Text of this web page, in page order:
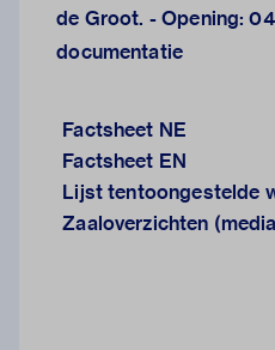
de Groot. - Opening:
documentatie
Factsheet NE
Factsheet EN
Lijst tentoongestelde
Zaaloverzichten